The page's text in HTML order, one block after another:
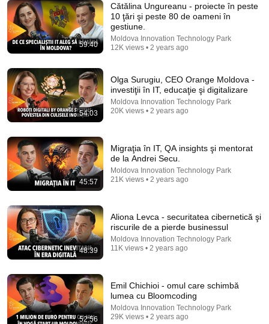
Rethink IT S4E7: Cum construiești produse globale
din Moldova? | Roman Știrbu, CEO Simpals
Moldova Innovation Technology Park • 6K views
De la antrenor la antreprenor: cât costă, de fapt, un
vis?
Observatorul de Nord
59:40
Cătălina Ungureanu - proiecte în peste
10 ţări şi peste 80 de oameni în
gestiune.
Moldova Innovation Technology Park
12K views • 2 years ago
54:03
Olga Surugiu, CEO Orange Moldova -
investiţii în IT, educaţie şi digitalizare
Moldova Innovation Technology Park
20K views • 2 years ago
45:57
Migraţia în IT, QA insights şi mentorat
de la Andrei Secu.
Moldova Innovation Technology Park
21K views • 2 years ago
48:39
Aliona Levca - securitatea cibernetică şi
riscurile de a pierde businessul
Moldova Innovation Technology Park
11K views • 2 years ago
52:56
Emil Chichioi - omul care schimbă
lumea cu Bloomcoding
Moldova Innovation Technology Park
29K views • 2 years ago